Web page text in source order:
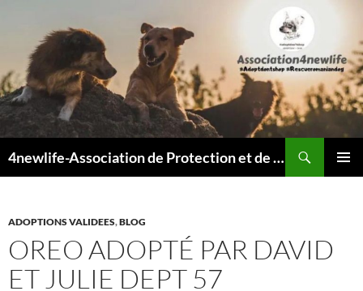
4newlife-Association de Protection et de défense animale. Loi de 1908
ADOPTIONS VALIDEES,BLOG
OREO ADOPTÉ PAR DAVID
ET JULIE DEPT 57